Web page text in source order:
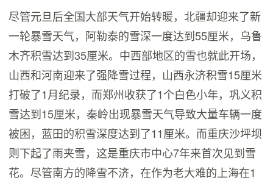
尽管元旦后全国大部天气开始转暖，北疆却迎来了新
一轮暴雪天气，阿勒泰的雪深一度达到55厘米，乌鲁
木齐积雪达到35厘米。中西部地区的雪也就此开场，
山西和河南迎来了强降雪过程，山西永济积雪15厘米
打破了1月纪录，而郑州收获了1个白色小年，巩义积
雪达到15厘米，秦岭出现暴雪天气导致大量车辆一度
被困，蓝田的积雪深度达到了11厘米。而重庆沙坪坝
则下起了雨夹雪，这是重庆市中心7年来首次见到雪
花。尽管南方的降雪不济，在作为老大难的上海在1